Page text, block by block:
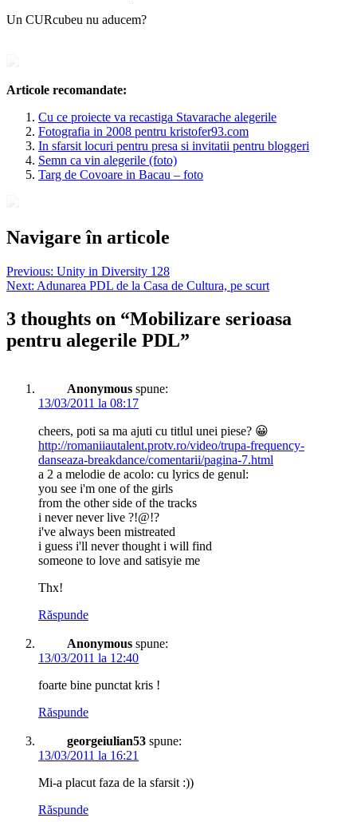
Un CURcubeu nu aducem?
Articole recomandate:
Cu ce proiecte va recastiga Stavarache alegerile
Fotografia in 2008 pentru kristofer93.com
In sfarsit locuri pentru presa si invitatii pentru bloggeri
Semn ca vin alegerile (foto)
Targ de Covoare in Bacau – foto
Navigare în articole
Previous: Unity in Diversity 128
Next: Adunarea PDL de la Casa de Cultura, pe scurt
3 thoughts on “Mobilizare serioasa
pentru alegerile PDL”
Anonymous spune:
13/03/2011 la 08:17
cheers, poti sa ma ajuti cu titlul unei piese? 😀
http://romaniiautalent.protv.ro/video/trupa-frequency-
danseaza-breakdance/comentarii/pagina-7.html
a 2 a melodie de acolo: cu lyrics de genul:
you see i'm one of the girls
from the other side of the tracks
i never never live ?!@!?
i've always been mistreated
i guess i'll never thought i will find
someone to love and satisyie me
Thx!
Răspunde
Anonymous spune:
13/03/2011 la 12:40
foarte bine punctat kris !
Răspunde
georgeiulian53 spune:
13/03/2011 la 16:21
Mi-a placut faza de la sfarsit :))
Răspunde